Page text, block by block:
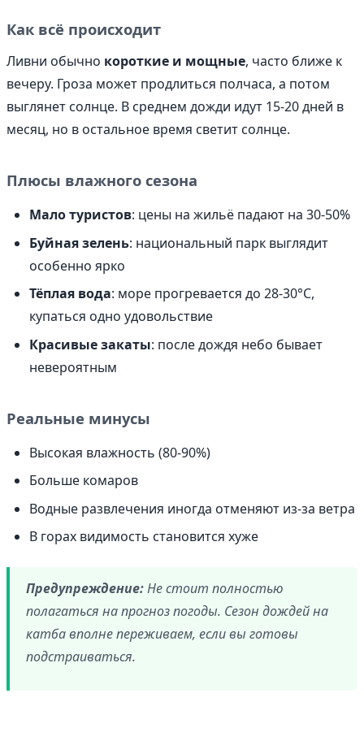
Как всё происходит
Ливни обычно короткие и мощные, часто ближе к
вечеру. Гроза может продлиться полчаса, а потом
выглянет солнце. В среднем дожди идут 15-20 дней в
месяц, но в остальное время светит солнце.
Плюсы влажного сезона
Мало туристов: цены на жильё падают на 30-50%
Буйная зелень: национальный парк выглядит
особенно ярко
Тёплая вода: море прогревается до 28-30°C,
купаться одно удовольствие
Красивые закаты: после дождя небо бывает
невероятным
Реальные минусы
Высокая влажность (80-90%)
Больше комаров
Водные развлечения иногда отменяют из-за ветра
В горах видимость становится хуже
Предупреждение:Не стоит полностью
полагаться на прогноз погоды. Сезон дождей на
катба вполне переживаем, если вы готовы
подстраиваться.